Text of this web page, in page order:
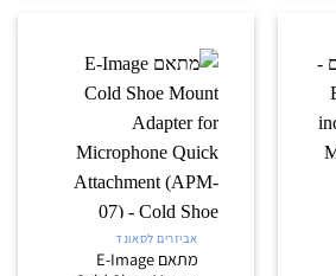
אביזרים לסאונד
מתאם E-Image